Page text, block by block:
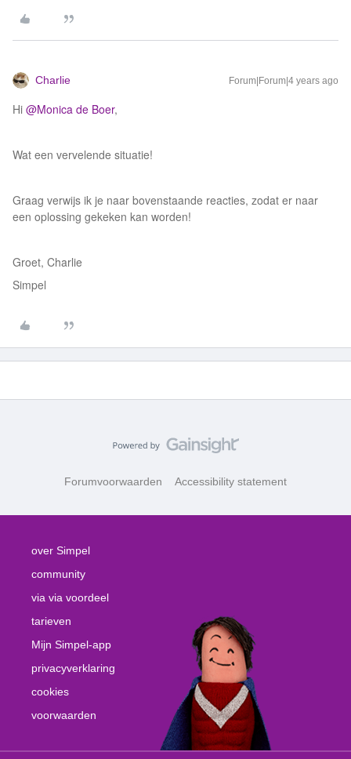
Charlie Forum|Forum|4 years ago
Hi @Monica de Boer,
Wat een vervelende situatie!
Graag verwijs ik je naar bovenstaande reacties, zodat er naar
een oplossing gekeken kan worden!
Groet, Charlie
Simpel
Forumvoorwaarden Accessibility statement
over Simpel
community
via via voordeel
tarieven
Mijn Simpel-app
privacyverklaring
cookies
voorwaarden